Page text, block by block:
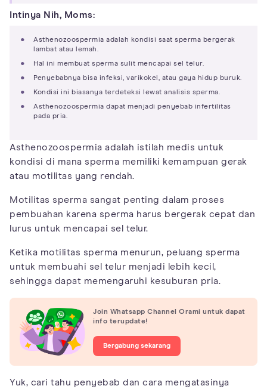
Intinya Nih, Moms:
Asthenozoospermia adalah kondisi saat sperma bergerak
lambat atau lemah.
Hal ini membuat sperma sulit mencapai sel telur.
Penyebabnya bisa infeksi, varikokel, atau gaya hidup buruk.
Kondisi ini biasanya terdeteksi lewat analisis sperma.
Asthenozoospermia dapat menjadi penyebab infertilitas
pada pria.
Asthenozoospermia adalah istilah medis untuk
kondisi di mana sperma memiliki kemampuan gerak
atau motilitas yang rendah.
Motilitas sperma sangat penting dalam proses
pembuahan karena sperma harus bergerak cepat dan
lurus untuk mencapai sel telur.
Ketika motilitas sperma menurun, peluang sperma
untuk membuahi sel telur menjadi lebih kecil,
sehingga dapat memengaruhi kesuburan pria.
Join Whatsapp Channel Orami untuk dapat
info terupdate!
Bergabung sekarang
Yuk, cari tahu penyebab dan cara mengatasinya